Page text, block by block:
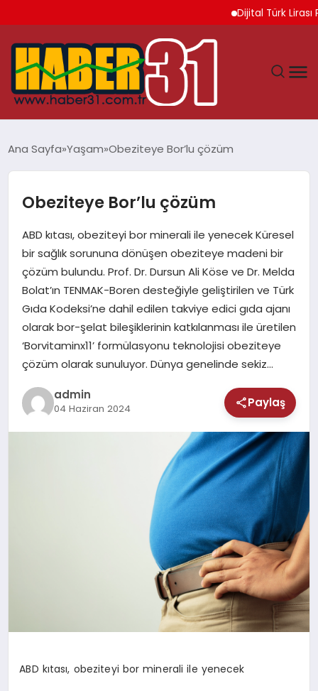
Dijital Türk Lirası
HATAY
YAŞAM
EKONOMI
GÜNDEM
MAGAZIN
SAĞLIK
TEKNOLOJI
Ana Sayfa Yaşam Obeziteye Bor’lu çözüm
Obeziteye Bor’lu çözüm
ABD kıtası, obeziteyi bor minerali ile yenecek Küresel
bir sağlık sorununa dönüşen obeziteye madeni bir
çözüm bulundu. Prof. Dr. Dursun Ali Köse ve Dr. Melda
Bolat’ın TENMAK-Boren desteğiyle geliştirilen ve Türk
Gıda Kodeksi’ne dahil edilen takviye edici gıda ajanı
olarak bor-şelat bileşiklerinin katkılanması ile üretilen
‘Borvitaminx11’ formülasyonu teknolojisi obeziteye
çözüm olarak sunuluyor. Dünya genelinde sekiz…
admin
04 Haziran 2024 Paylaş
ABD kıtası, obeziteyi bor minerali ile yenecek